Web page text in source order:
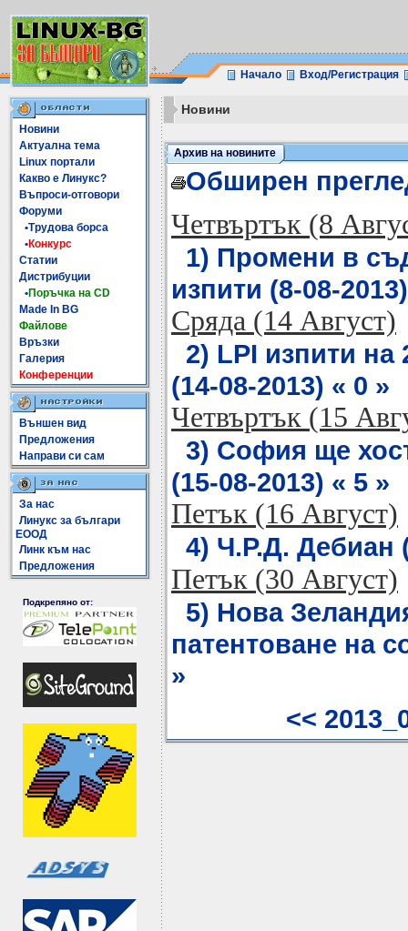
Начало Вход/Регистрация
Новини
Актуална тема
Linux портали
Какво е Линукс?
Въпроси-отговори
Форуми
•Трудова борса
•Конкурс
Статии
Дистрибуции
•Поръчка на CD
Made In BG
Файлове
Връзки
Галерия
Конференции
Външен вид
Предложения
Направи си сам
За нас
Линукс за българи
ЕООД
Линк към нас
Предложения
Подкрепяно от:
Новини
Архив на новините
Обширен
Четвъртък (8
1) Промени в
изпити (8-08-
Сряда (14 Август)
2) LPI изпити на
(14-08-2013) « 0 »
Четвъртък (15
3) София ще
(15-08-2013) « 5 »
Петък (16 Август)
4) Ч.Р.Д. Дебиан
Петък (30 Август)
5) Нова
патентоване на
»
<<